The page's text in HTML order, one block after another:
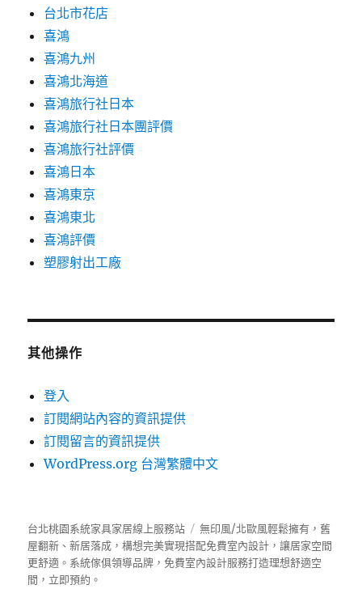
台北市花店
喜鴻
喜鴻九州
喜鴻北海道
喜鴻旅行社日本
喜鴻旅行社日本團評價
喜鴻旅行社評價
喜鴻日本
喜鴻東京
喜鴻東北
喜鴻評價
塑膠射出工廠
其他操作
登入
訂閱網站內容的資訊提供
訂閱留言的資訊提供
WordPress.org 台灣繁體中文
台北桃園系統家具家居線上服務站
無印風/北歐風輕鬆擁有，舊
屋翻新、新居落成，構想完美實現搭配免費室內設計，讓居家空間
更舒適。 系統傢俱領導品牌，免費室內設計服務打造理想舒適空
間，立即預約。